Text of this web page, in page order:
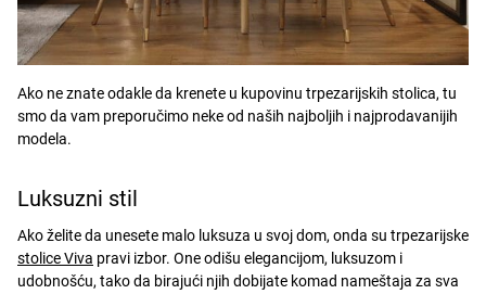
Ako ne znate odakle da krenete u kupovinu trpezarijskih stolica, tu
smo da vam preporučimo neke od naših najboljih i najprodavanijih
modela.
Luksuzni stil
Ako želite da unesete malo luksuza u svoj dom, onda su trpezarijske
stolice Viva pravi izbor. One odišu elegancijom, luksuzom i
udobnošću, tako da birajući njih dobijate komad nameštaja za sva